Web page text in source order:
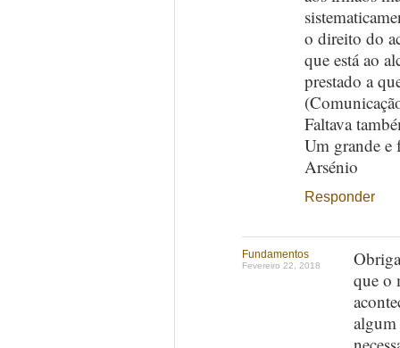
o direito do
que está ao
prestado a
Faltava
Um grande e
Arsénio
Responder
Fundamentos
Fevereiro 22, 2018
que o
algum